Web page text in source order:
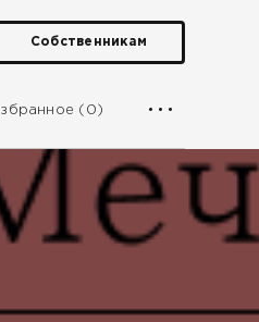
Собственникам
(0)